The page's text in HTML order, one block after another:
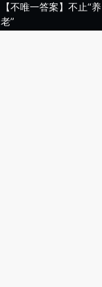
【不唯一答案】不止“养
老”